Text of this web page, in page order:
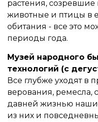
растения,
животные и птицы в
обитания - все это
периоды года.
Музей народного
технологий (с
Все глубже уходят в
верования, ремесла,
давней жизнью
из них и